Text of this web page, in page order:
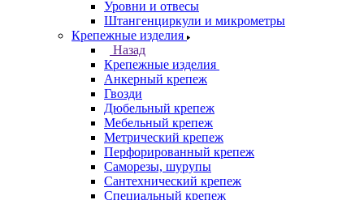
Уровни и отвесы
Штангенциркули и микрометры
Крепежные изделия
Назад
Крепежные изделия
Анкерный крепеж
Гвозди
Дюбельный крепеж
Мебельный крепеж
Метрический крепеж
Перфорированный крепеж
Саморезы, шурупы
Сантехнический крепеж
Специальный крепеж